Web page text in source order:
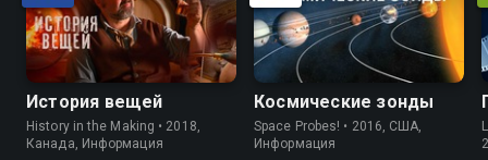
История вещей
History in the Making • 2018,
Канада, Информация
Космические зонды
Space Probes! • 2016, США,
Информация